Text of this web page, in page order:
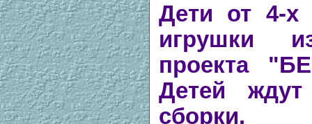
Дети от 4-х
игрушки
проекта
Детей ждут
сборки.